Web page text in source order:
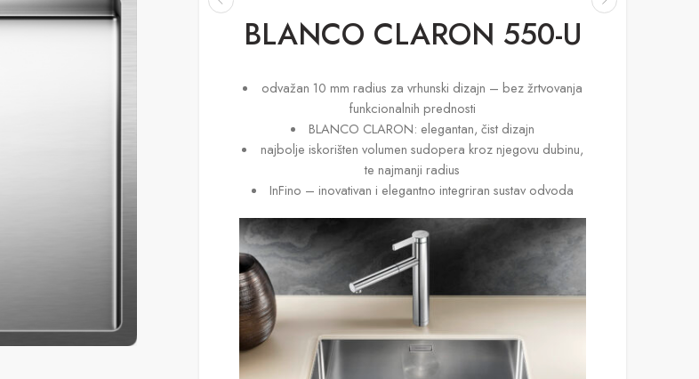
BLANCO CLARON 550-U
odvažan 10 mm radius za vrhunski dizajn – bez žrtvovanja
funkcionalnih prednosti
BLANCO CLARON: elegantan, čist dizajn
najbolje iskorišten volumen sudopera kroz njegovu dubinu,
te najmanji radius
InFino – inovativan i elegantno integriran sustav odvoda